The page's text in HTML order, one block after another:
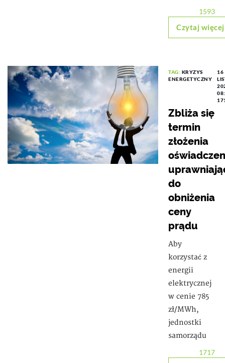
1593
Czytaj więcej
TAG: KRYZYS
ENERGETYCZNY
16
Zbliża się
termin
złożenia
do
obniżenia
ceny
prądu
Aby
korzystać z
energii
elektrycznej
w cenie 785
zł/MWh,
jednostki
samorządu
1717